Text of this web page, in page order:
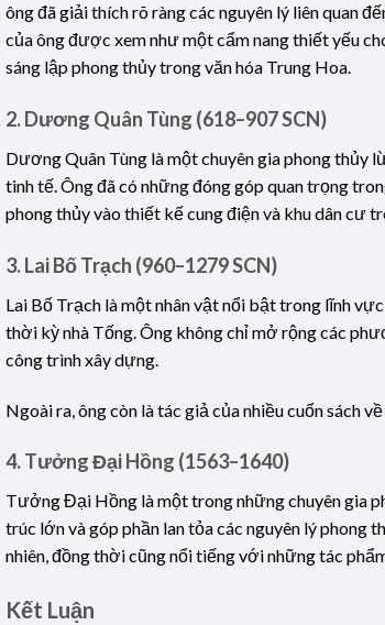
ông đã giải thích rõ ràng các nguyên lý liên quan
của ông được xem như một cẩm nang thiết yếu
sáng lập phong thủy trong văn hóa Trung Hoa.
2. Dương Quân Tùng (618–907 SCN)
Dương Quân Tùng là một chuyên gia phong thủy
tinh tế. Ông đã có những đóng góp quan trọng
phong thủy vào thiết kế cung điện và khu dân cư
3. Lai Bố Trạch (960–1279 SCN)
Lai Bố Trạch là một nhân vật nổi bật trong lĩnh
thời kỳ nhà Tống. Ông không chỉ mở rộng các
công trình xây dựng.
Ngoài ra, ông còn là tác giả của nhiều cuốn sách
4. Tưởng Đại Hồng (1563–1640)
Tưởng Đại Hồng là một trong những chuyên gia
trúc lớn và góp phần lan tỏa các nguyên lý phong
nhiên, đồng thời cũng nổi tiếng với những tác
Kết Luận